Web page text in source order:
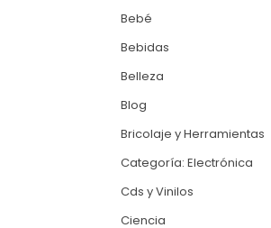
Bebé
Bebidas
Belleza
Blog
Bricolaje y Herramientas
Categoría: Electrónica
Cds y Vinilos
Ciencia